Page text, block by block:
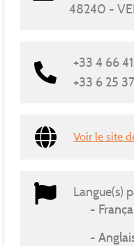
48240 -
+33 4 66
+33 6 25
Voir le site
Langue(s)